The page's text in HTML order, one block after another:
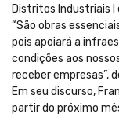
Distritos Industriais I
“São obras
pois apoiará a
condições aos
receber empresas”,
Em seu discurso,
partir do próximo